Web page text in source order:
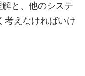
と、他のシステ
考えなければいけ